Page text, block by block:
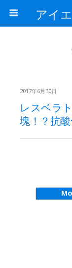
2017年6月30日
レスベラ
塊！？抗